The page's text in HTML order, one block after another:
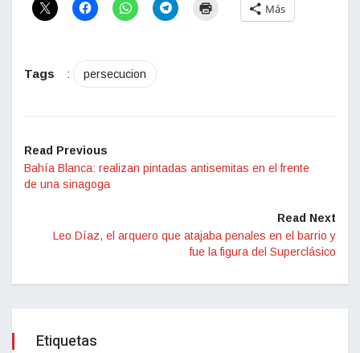
Más
Tags : persecucion
Read Previous
Bahía Blanca: realizan pintadas antisemitas en el frente
de una sinagoga
Read Next
Leo Díaz, el arquero que atajaba penales en el barrio y
fue la figura del Superclásico
Etiquetas